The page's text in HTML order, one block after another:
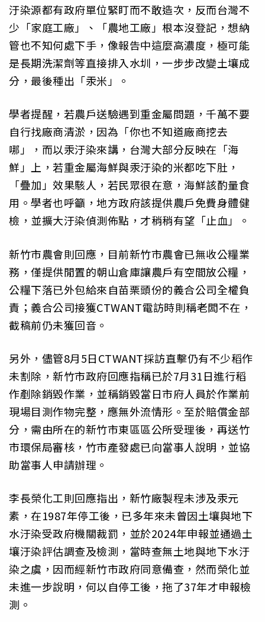
汙染源都有政府單位緊盯而不敢造次，反而台灣不
少「家庭工廠」、「農地工廠」根本沒登記，想納
管也不知何處下手，像報告中這麼高濃度，極可能
是長期洗潔劑等直接排入水圳，一步步改變土壤成
分，最後種出「汞米」。
學者提醒，若農戶送驗遇到重金屬問題，千萬不要
自行找廠商清淤，因為「你也不知道廠商挖去
哪」，而以汞汙染來講，台灣大部分反映在「海
鮮」上，若重金屬海鮮與汞汙染的米都吃下肚，
「疊加」效果駭人，若民眾很在意，海鮮該酌量食
用。學者也呼籲，地方政府該提供農戶免費身體健
檢，並擴大汙染偵測佈點，才稍稍有望「止血」。
新竹市農會則回應，目前新竹市農會已無收公糧業
務，僅提供閒置的朝山倉庫讓農戶有空間放公糧，
公糧下落已外包給來自苗栗頭份的義合公司全權負
責；義合公司接獲CTWANT電訪時則稱老闆不在，
截稿前仍未獲回音。
另外，儘管8月5日CTWANT採訪直擊仍有不少稻作
未割除，新竹市政府回應指稱已於7月31日進行稻
作剷除銷毀作業，並稱銷毀當日市府人員於作業前
現場目測作物完整，應無外流情形。至於賠償金部
分，需由所在的新竹市東區區公所受理後，再送竹
市環保局審核，竹市產發處已向當事人說明，並協
助當事人申請辦理。
李長榮化工則回應指出，新竹廠製程未涉及汞元
素，在1987年停工後，已多年來未曾因土壤與地下
水汙染受政府機關裁罰，並於2024年申報並通過土
壤汙染評估調查及檢測，當時查無土地與地下水汙
染之虞，因而經新竹市政府同意備查，然而榮化並
未進一步說明，何以自停工後，拖了37年才申報檢
測。